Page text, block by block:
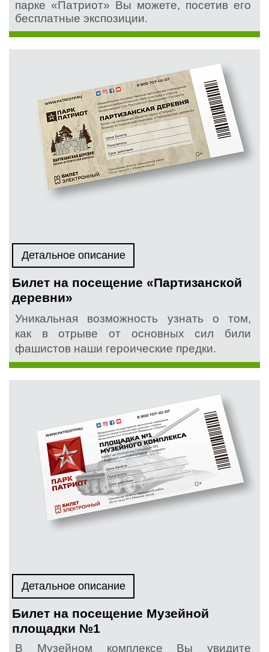
парке «Патриот» Вы можете, посетив его
бесплатные экспозиции.
Детальное описание
Билет на посещение «Партизанской
деревни»
Уникальная возможность узнать о том,
как в отрыве от основных сил били
фашистов наши героические предки.
Детальное описание
Билет на посещение Музейной
площадки №1
В Музейном комплексе Вы увидите